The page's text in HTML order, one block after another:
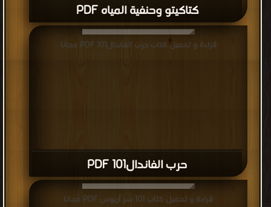
كتاكيتو وحنفية المياه PDF
حرب الفاندال101 PDF
قراءة و تحميل كتاب حرب الفاندال101 PDF مجانا
قراءة و تحميل كتاب 101 سر آريوس PDF مجانا